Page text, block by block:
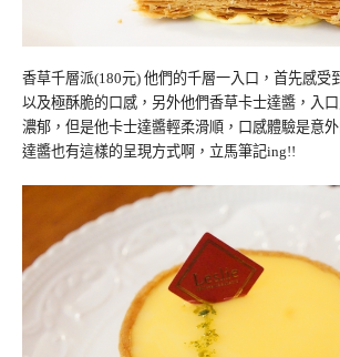
香草千層派(180元) 他們的千層一入口，首先感受
以及極酥脆的口感，另外他們香草卡士達醬，入
濃郁，但是他卡士達醬輕柔滑順，口感體驗是意
達醬也有這樣的呈現方式啊，立馬筆記ing!!